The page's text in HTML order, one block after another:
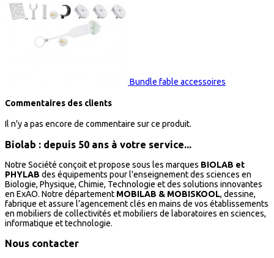
Bundle fable accessoires
Commentaires des clients
Il n'y a pas encore de commentaire sur ce produit.
Biolab : depuis 50 ans à votre service...
Notre Société conçoit et propose sous les marques BIOLAB et
PHYLAB des équipements pour l'enseignement des sciences en
Biologie, Physique, Chimie, Technologie et des solutions innovantes
en ExAO. Notre département MOBILAB & MOBISKOOL, dessine,
fabrique et assure l’agencement clés en mains de vos établissements
en mobiliers de collectivités et mobiliers de laboratoires en sciences,
informatique et technologie.
Nous contacter